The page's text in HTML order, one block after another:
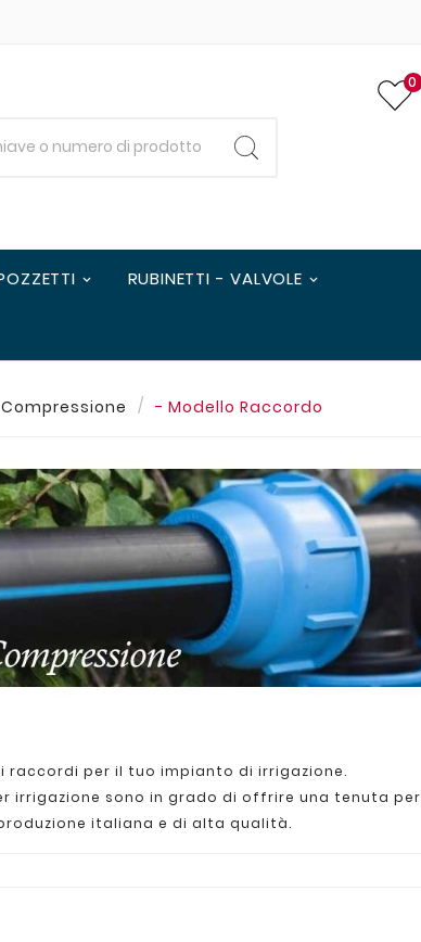
0
RUBINETTI - VALVOLE
- Modello Raccordo
per il tuo impianto di irrigazione.
irrigazione sono in grado di offrire una tenuta
italiana e di alta qualità.